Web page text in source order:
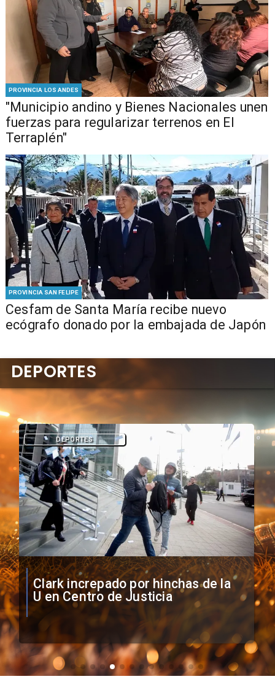
PROVINCIA LOS ANDES
"Municipio andino y Bienes Nacionales unen
fuerzas para regularizar terrenos en El
Terraplén"
PROVINCIA SAN FELIPE
Cesfam de Santa María recibe nuevo
ecógrafo donado por la embajada de Japón
Vozinha firma contrato con Colo
Colo como nuevo arquero
DEPORTES
DEPORTES